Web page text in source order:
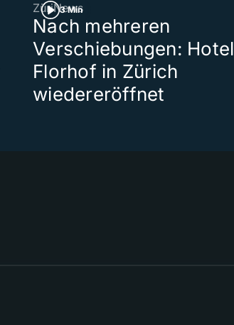
3 Min
ZüriNews
Nach mehreren
Verschiebungen: Hotel
Florhof in Zürich
wiedereröffnet